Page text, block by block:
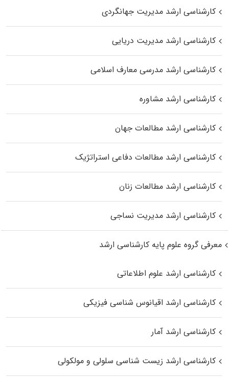
کارشناسی ارشد مدیریت جهانگردی
کارشناسی ارشد مدیریت دریایی
کارشناسی ارشد مدرسی معارف اسلامی
کارشناسی ارشد مشاوره
کارشناسی ارشد مطالعات جهان
کارشناسی ارشد مطالعات دفاعی استراتژیک
کارشناسی ارشد مطالعات زنان
کارشناسی ارشد مدیریت نساجی
معرفی گروه علوم پایه کارشناسی ارشد
کارشناسی ارشد علوم اطلاعاتی
کارشناسی ارشد اقیانوس‌ شناسی فیزیکی
کارشناسی ارشد آمار
کارشناسی ارشد زیست شناسی سلولی و مولکولی